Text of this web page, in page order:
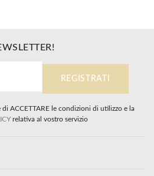
ACCETTARE le condizioni di utilizzo e la
relativa al vostro servizio